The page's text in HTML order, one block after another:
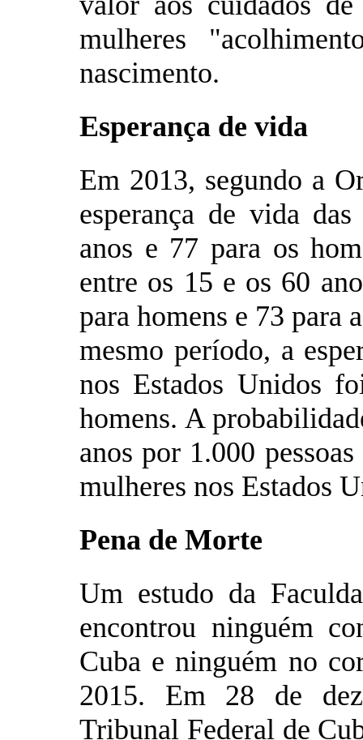
mulheres
nascimento.
Esperança de vida
Em 2013, segundo a
esperança de vida
anos e 77 para os
entre os 15 e os 60
para homens e 73 para
mesmo período, a
nos Estados Unidos
homens. A
anos por 1.000
mulheres nos Estados
Pena de Morte
Um estudo da
encontrou ninguém
Cuba e ninguém no
2015. Em 28 de
Tribunal Federal de